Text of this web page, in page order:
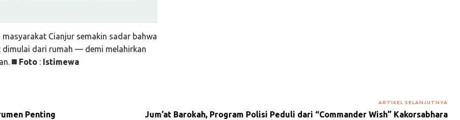
Cianjur semakin sadar bahwa
dimulai dari rumah — demi melahirkan
Foto: Istimewa
Penting
ARTIKEL SELANJUTNYA
Jum’at Barokah, Program Polisi Peduli dari “Commander Wish” Kakorsabhara